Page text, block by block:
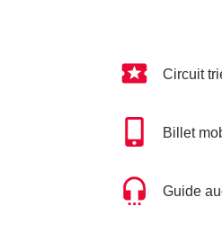
Circuit
Billet
Guide